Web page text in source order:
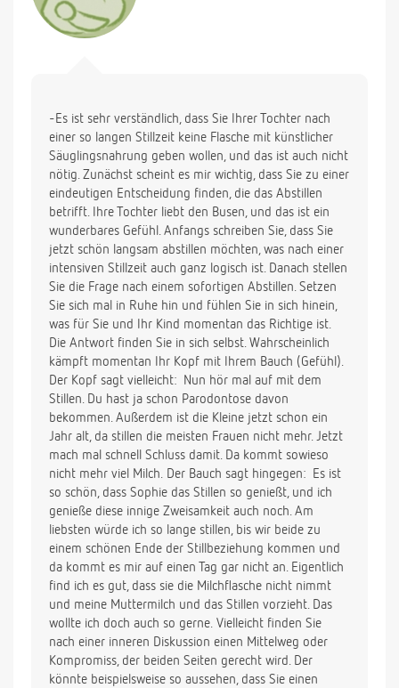
liebt den Busen so sehr, das macht die Sache nicht
grad leichter. Jetzt wo sie nur noch zwei Mahlzeiten
wegnehmen. Kommt eigentlich noch eine "richtige
Mahlzeit" raus? Der Busen wirkt immer so leer und
nach dem Busen ist sie auch noch gerne ein Stück
Brot und hat Durst und will Wasser. Entschuldigung
das es jetzt so lange geworden ist und soviele
Fragen aufeinmal.
-Es ist sehr verständlich, dass Sie Ihrer Tochter nach
einer so langen Stillzeit keine Flasche mit künstlicher
Säuglingsnahrung geben wollen, und das ist auch nicht
nötig. Zunächst scheint es mir wichtig, dass Sie zu einer
eindeutigen Entscheidung finden, die das Abstillen
betrifft. Ihre Tochter liebt den Busen, und das ist ein
wunderbares Gefühl. Anfangs schreiben Sie, dass Sie
jetzt schön langsam abstillen möchten, was nach einer
intensiven Stillzeit auch ganz logisch ist. Danach stellen
Sie die Frage nach einem sofortigen Abstillen. Setzen
Sie sich mal in Ruhe hin und fühlen Sie in sich hinein,
was für Sie und Ihr Kind momentan das Richtige ist.
Die Antwort finden Sie in sich selbst. Wahrscheinlich
kämpft momentan Ihr Kopf mit Ihrem Bauch (Gefühl).
Der Kopf sagt vielleicht:  Nun hör mal auf mit dem
Stillen. Du hast ja schon Parodontose davon
bekommen. Außerdem ist die Kleine jetzt schon ein
Jahr alt, da stillen die meisten Frauen nicht mehr. Jetzt
mach mal schnell Schluss damit. Da kommt sowieso
nicht mehr viel Milch. Der Bauch sagt hingegen:  Es ist
so schön, dass Sophie das Stillen so genießt, und ich
genieße diese innige Zweisamkeit auch noch. Am
liebsten würde ich so lange stillen, bis wir beide zu
einem schönen Ende der Stillbeziehung kommen und
da kommt es mir auf einen Tag gar nicht an. Eigentlich
find ich es gut, dass sie die Milchflasche nicht nimmt
und meine Muttermilch und das Stillen vorzieht. Das
wollte ich doch auch so gerne. Vielleicht finden Sie
nach einer inneren Diskussion einen Mittelweg oder
Kompromiss, der beiden Seiten gerecht wird. Der
könnte beispielsweise so aussehen, dass Sie einen